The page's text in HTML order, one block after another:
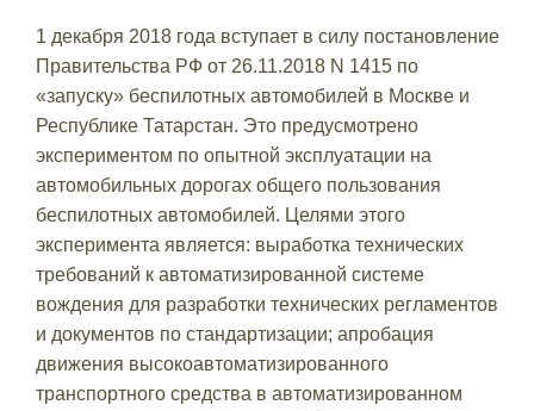
1 декабря 2018 года вступает в силу постановление
Правительства РФ от 26.11.2018 N 1415 по
«запуску» беспилотных автомобилей в Москве и
Республике Татарстан. Это предусмотрено
экспериментом по опытной эксплуатации на
автомобильных дорогах общего пользования
беспилотных автомобилей. Целями этого
эксперимента является: выработка технических
требований к автоматизированной системе
вождения для разработки технических регламентов
и документов по стандартизации; апробация
движения высокоавтоматизированного
транспортного средства в автоматизированном